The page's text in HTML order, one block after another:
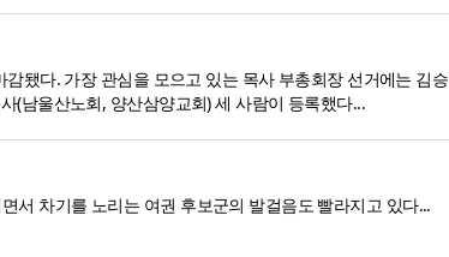
됐다. 가장 관심을 모으고 있는 목사 부총회장 선거에는 김승
(남울산노회, 양산삼양교회) 세 사람이 등록했다...
서 차기를 노리는 여권 후보군의 발걸음도 빨라지고 있다...